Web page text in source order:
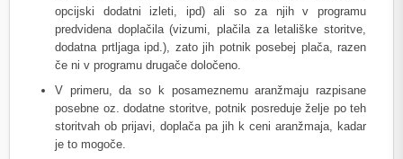
opcijski dodatni izleti, ipd) ali so za njih v programu
predvidena doplačila (vizumi, plačila za letališke storitve,
dodatna prtljaga ipd.), zato jih potnik posebej plača, razen
če ni v programu drugače določeno.
V primeru, da so k posameznemu aranžmaju razpisane
posebne oz. dodatne storitve, potnik posreduje želje po teh
storitvah ob prijavi, doplača pa jih k ceni aranžmaja, kadar
je to mogoče.